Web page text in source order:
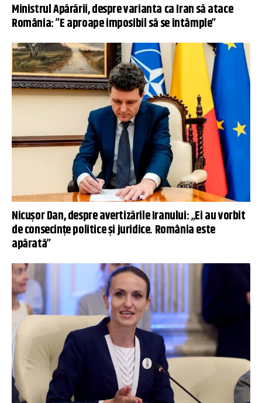
Ministrul Apărării, despre varianta ca Iran să atace
România: ”E aproape imposibil să se întâmple”
Nicușor Dan, despre avertizările Iranului: „Ei au vorbit
de consecinţe politice şi juridice. România este
apărată”